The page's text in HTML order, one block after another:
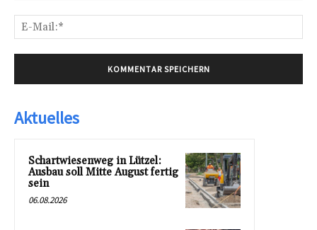
Aktuelles
Schartwiesenweg in Lützel:
Ausbau soll Mitte August fertig
sein
06.08.2026